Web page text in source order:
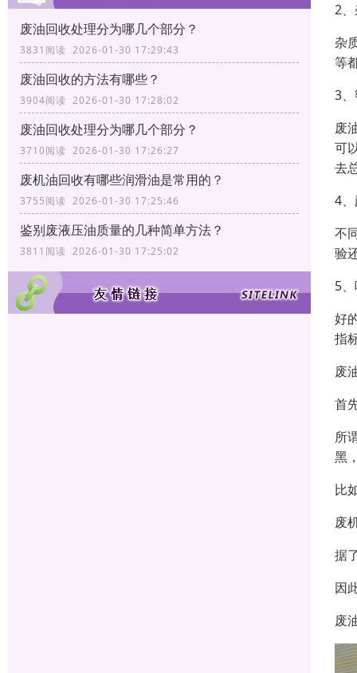
废油回收处理分为哪几个部分？
3831阅读 2026-01-30 17:29:43
废油回收的方法有哪些？
3904阅读 2026-01-30 17:28:02
废油回收处理分为哪几个部分？
3710阅读 2026-01-30 17:26:27
废机油回收有哪些润滑油是常用的？
3755阅读 2026-01-30 17:25:46
鉴别废液压油质量的几种简单方法？
3811阅读 2026-01-30 17:25:02
2
杂
等
3
废
可
去
4
不
验
5
好
指
废
首
所
黑
比
废
据
因
废